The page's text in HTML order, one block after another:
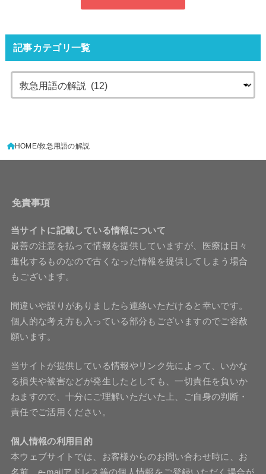
記事カテゴリ一覧
HOME 救急用語の解説
免責事項
当サイトに記載している情報について
最善の注意を払って情報を提供していますが、医療は日々
進化するものなので古くなった情報を提供してしまう場合
もございます。
間違いや誤りがありましたら連絡いただけると幸いです。
個人的な考え方も入っている部分もございますのでご容赦
願います。
当サイトが提供している情報やリンク先によって、いかな
る損失や被害などが発生したとしても、一切責任を負いか
ねますので、十分にご理解いただいた上、ご自身の判断・
責任でご活用ください。
個人情報の利用目的
本ウェブサイトでは、お客様からのお問い合わせ時に、お